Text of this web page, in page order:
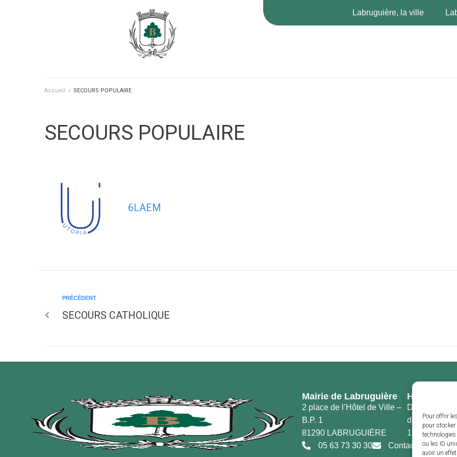
Pour offrir
pour
ou les ID
avoir un
Labruguière, la ville
Accueil / SECOURS POPULAIRE
SECOURS POPULAIRE
6LAEM
PRÉCÉDENT
SECOURS CATHOLIQUE
Mairie de Labruguière
2 place de l’Hôtel de Ville –
B.P. 1
81290 LABRUGUIÈRE
Horaires
Du lundi au
de 8h30 à
17h30
05 63 73 30 30
Contact